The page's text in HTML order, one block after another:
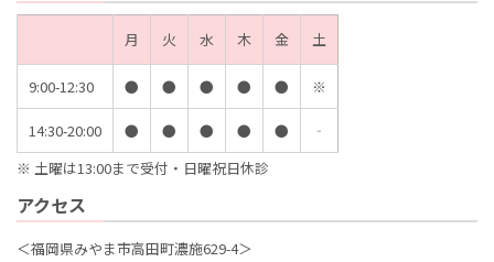
月 火 水 木 金 土
9:00-12:30 ● ● ● ● ● ※
14:30-20:00 ● ● ● ● ●
‐
※ 土曜は13:00まで受付・日曜祝日休診
アクセス
＜福岡県みやま市高田町濃施629-4＞